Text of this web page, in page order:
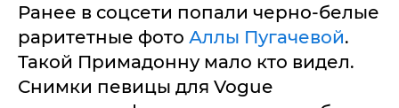
Ранее в соцсети попали черно-белые
раритетные фото Аллы Пугачевой.
Такой Примадонну мало кто видел.
Снимки певицы для Vogue